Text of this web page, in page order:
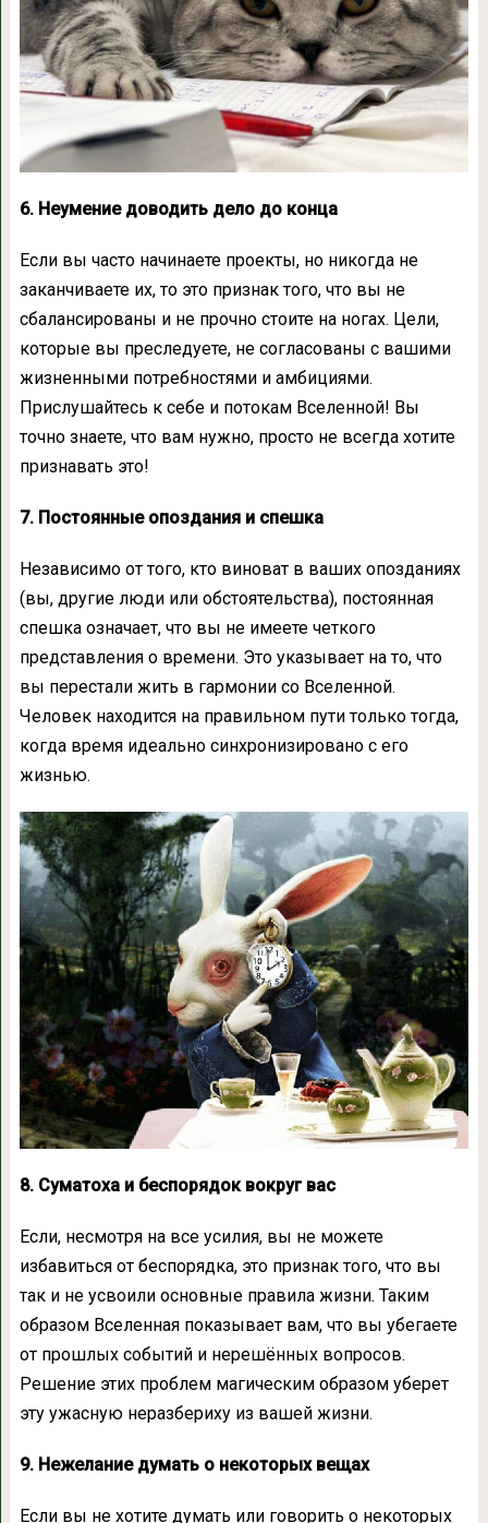
6. Неумение доводить дело до конца
Если вы часто начинаете проекты, но никогда не
заканчиваете их, то это признак того, что вы не
сбалансированы и не прочно стоите на ногах. Цели,
которые вы преследуете, не согласованы с вашими
жизненными потребностями и амбициями.
Прислушайтесь к себе и потокам Вселенной! Вы
точно знаете, что вам нужно, просто не всегда хотите
признавать это!
7. Постоянные опоздания и спешка
Независимо от того, кто виноват в ваших опозданиях
(вы, другие люди или обстоятельства), постоянная
спешка означает, что вы не имеете четкого
представления о времени. Это указывает на то, что
вы перестали жить в гармонии со Вселенной.
Человек находится на правильном пути только тогда,
когда время идеально синхронизировано с его
жизнью.
8. Суматоха и беспорядок вокруг вас
Если, несмотря на все усилия, вы не можете
избавиться от беспорядка, это признак того, что вы
так и не усвоили основные правила жизни. Таким
образом Вселенная показывает вам, что вы убегаете
от прошлых событий и нерешённых вопросов.
Решение этих проблем магическим образом уберет
эту ужасную неразбериху из вашей жизни.
9. Нежелание думать о некоторых вещах
Если вы не хотите думать или говорить о некоторых